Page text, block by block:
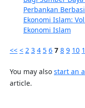
Perbankan
Ekonomi Islam:
Ekonomi Islam
<< < 2 3 4 5 6 7 8 9 10
You may also start an
article.